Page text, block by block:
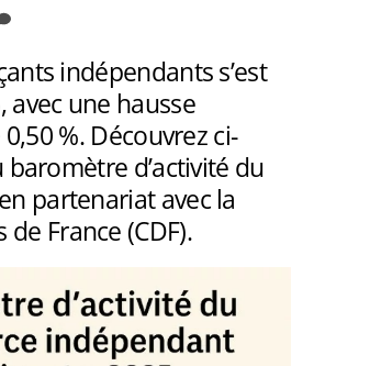
indépendants s’est
une hausse
%. Découvrez ci-
d’activité du
partenariat avec la
France (CDF).